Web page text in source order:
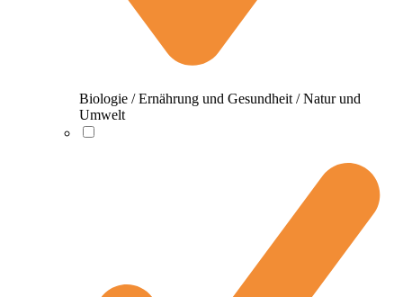
Biologie / Ernährung und Gesundheit / Natur und
Umwelt